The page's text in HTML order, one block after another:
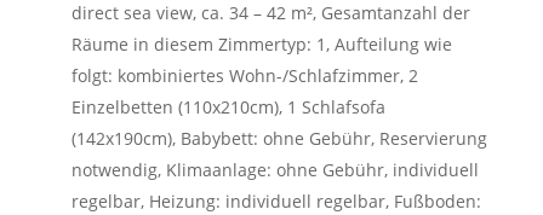
direct sea view, ca. 34 – 42 m², Gesamtanzahl der
Räume in diesem Zimmertyp: 1, Aufteilung wie
folgt: kombiniertes Wohn-/Schlafzimmer, 2
Einzelbetten (110x210cm), 1 Schlafsofa
(142x190cm), Babybett: ohne Gebühr, Reservierung
notwendig, Klimaanlage: ohne Gebühr, individuell
regelbar, Heizung: individuell regelbar, Fußboden: